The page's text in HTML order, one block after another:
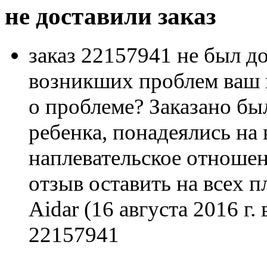
не доставили заказ
заказ 22157941 не был
возникших проблем ваш
о проблеме? Заказано
ребенка, понадеялись
наплевательское
отзыв оставить на всех
Aidar (16 августа 2016
22157941